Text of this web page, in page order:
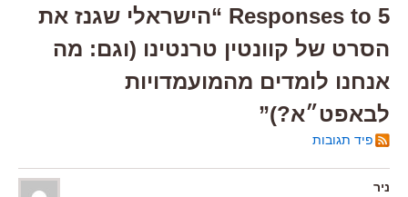
5 Responses to “הישראלי שגנז את
הסרט של קוונטין טרנטינו (וגם: מה
אנחנו לומדים מהמועמדויות
לבאפט״א?)”
פיד תגובות
ניר